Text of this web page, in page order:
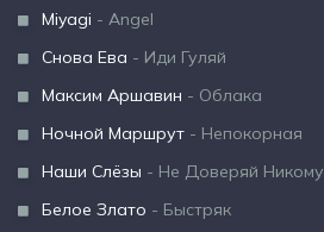
Miyagi - Angel
Снова Ева - Иди Гуляй
Максим Аршавин - Облака
Ночной Маршрут - Непокорная
Наши Слёзы - Не Доверяй Никому
Белое Злато - Быстряк